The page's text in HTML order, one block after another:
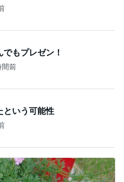
もプレゼン！
間前
という可能性